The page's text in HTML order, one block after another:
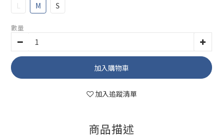
L M S
數量
加入購物車
加入追蹤清單
商品描述